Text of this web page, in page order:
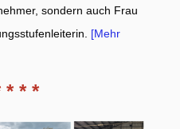
sondern auch Frau
[Mehr
* * *